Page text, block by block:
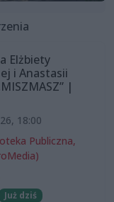
Elżbiety
i Anastasii
|
18:00
Publiczna,
Już dziś